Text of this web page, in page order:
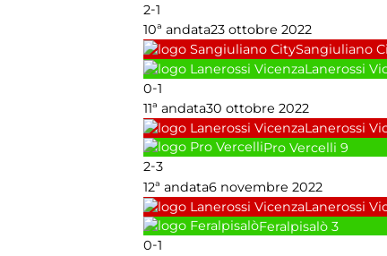
2-1
10ª andata23 ottobre 2022
Sangiuliano
Lanerossi
0-1
11ª andata30 ottobre 2022
Lanerossi
Pro Vercelli 9
2-3
12ª andata6 novembre 2022
Lanerossi
Feralpisalò 3
0-1